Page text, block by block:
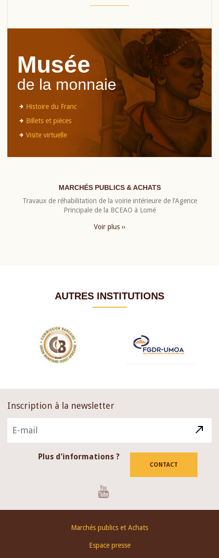
Musée
de la monnaie
Histoire du Franc
Billets et pièces
Visite virtuelle
MARCHÉS PUBLICS & ACHATS
Travaux de réhabilitation de la voirie intérieure de l’Agence
Principale de la BCEAO à Lomé
Voir plus ››
AUTRES INSTITUTIONS
Inscription à la newsletter
Plus d'informations ?
CONTACT
Marchés publics et Achats
Espace presse